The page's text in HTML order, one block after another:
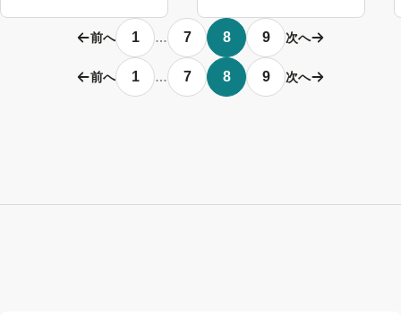
前へ 1 … 7 8 9 次へ
前へ 1 … 7 8 9 次へ